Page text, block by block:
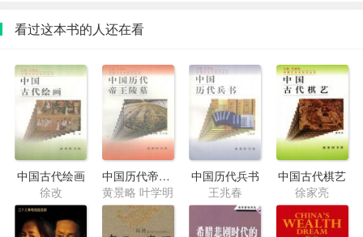
看过这本书的人还在看
中国古代绘画
徐改
中国历代帝王陵墓
黄景略 叶学明
中国历代兵书
王兆春
中国古代棋艺
徐家亮